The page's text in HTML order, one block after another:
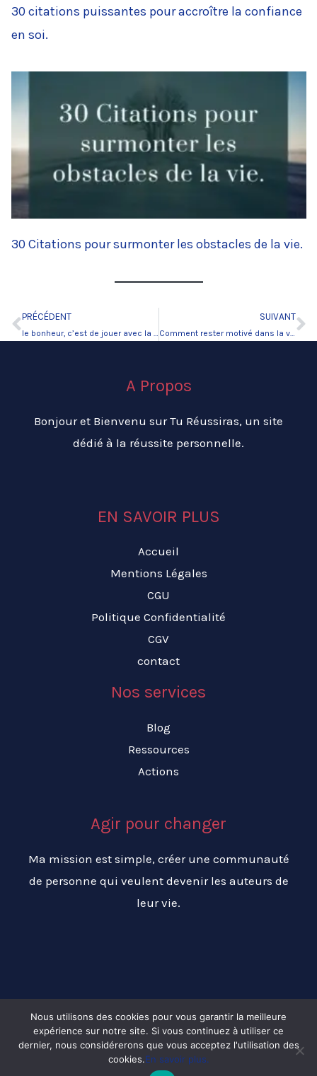
30 citations puissantes pour accroître la confiance
en soi.
30 Citations pour surmonter les obstacles de la vie.
Précédent
PRÉCÉDENT
le bonheur, c’est de jouer avec la vie.
SUIVANT
Comment rester motivé dans la vie sans jamais renoncer.
A Propos
Bonjour et Bienvenu sur Tu Réussiras, un site
dédié à la réussite personnelle.
EN SAVOIR PLUS
Accueil
Mentions Légales
CGU
Politique Confidentialité
CGV
contact
Nos services
Blog
Ressources
Actions
Agir pour changer
Ma mission est simple, créer une communauté
de personne qui veulent devenir les auteurs de
leur vie.
Copyright © 2026 Changer ma vie pour réussir ma vie
Nous utilisons des cookies pour vous garantir la meilleure
expérience sur notre site. Si vous continuez à utiliser ce
dernier, nous considérerons que vous acceptez l'utilisation des
cookies.En savoir plus.